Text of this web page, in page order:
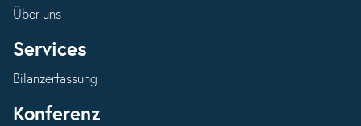
Über uns
Services
Bilanzerfassung
Konferenz